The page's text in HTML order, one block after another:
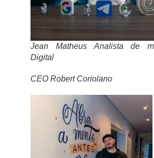
Jean Matheus Analista de
Digital
CEO Robert Coriolano